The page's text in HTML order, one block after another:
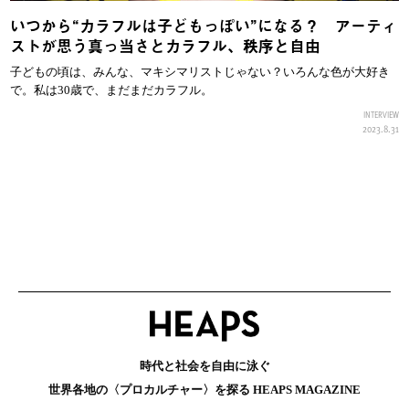
いつから“カラフルは子どもっぽい”になる？ アーティ
ストが思う真っ当さとカラフル、秩序と自由
子どもの頃は、みんな、マキシマリストじゃない？いろんな色が大好き
で。私は30歳で、まだまだカラフル。
INTERVIEW
2023.8.31
時代と社会を自由に泳ぐ
世界各地の〈プロカルチャー〉を探る HEAPS MAGAZINE